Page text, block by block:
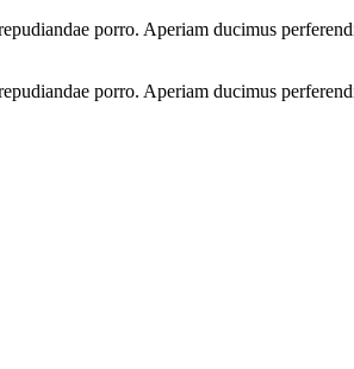
porro. Aperiam ducimus
porro. Aperiam ducimus